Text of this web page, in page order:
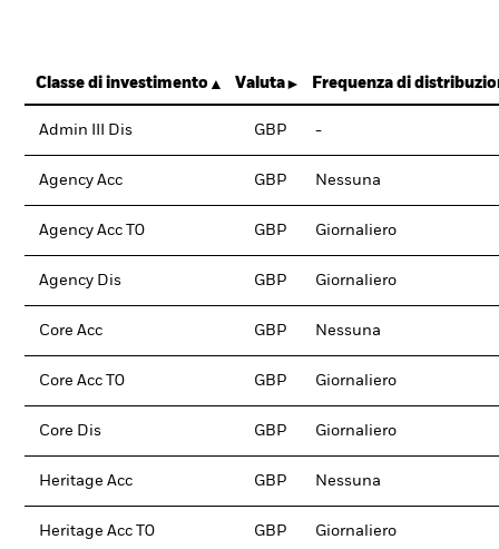
Classe di investimento Valuta Frequenza di
Admin III Dis GBP -
Agency Acc GBP Nessuna
Agency Acc T0 GBP Giornaliero
Agency Dis GBP Giornaliero
Core Acc GBP Nessuna
Core Acc T0 GBP Giornaliero
Core Dis GBP Giornaliero
Heritage Acc GBP Nessuna
Heritage Acc T0 GBP Giornaliero